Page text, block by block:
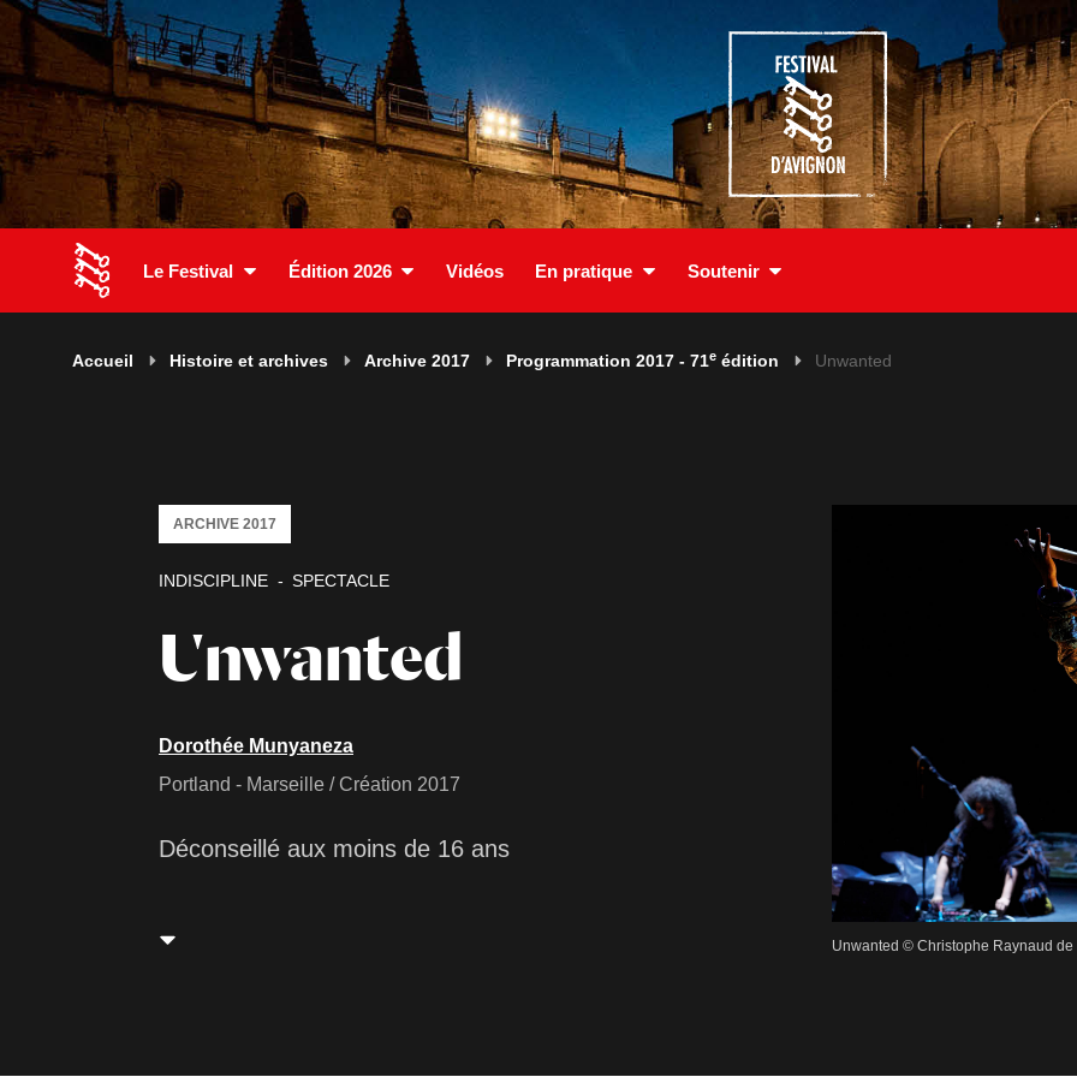
Le Festival Édition 2026 Vidéos En pratique Soutenir
Accueil Histoire et archives Archive 2017 Programmation 2017 - 71e édition Unwanted
Unwanted
INDISCIPLINE SPECTACLE
ARCHIVE 2017
Dorothée Munyaneza
Portland - Marseille / Création 2017
Déconseillé aux moins de 16 ans
Unwanted © Christophe Raynaud de